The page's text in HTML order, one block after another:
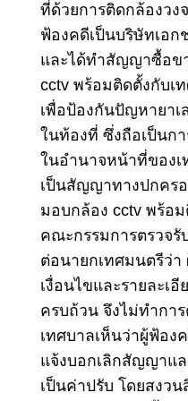
ที่ด้วยการติดกล้องวง
ฟ้องคดีเป็นบริษัทเอ
และได้ทำสัญญาซื้อข
cctv พร้อมติดตั้งกับเ
เพื่อป้องกันปัญหายา
ในท้องที่ ซึ่งถือเป็นก
ในอำนาจหน้าที่ของ
เป็นสัญญาทางปกคร
มอบกล้อง cctv พร้อ
คณะกรรมการตรวจรั
ต่อนายกเทศมนตรีว่
เงื่อนไขและรายละเ
ครบถ้วน จึงไม่ทำกา
เทศบาลเห็นว่าผู้ฟ้อ
แจ้งบอกเลิกสัญญาแ
เป็นค่าปรับ โดยสงว